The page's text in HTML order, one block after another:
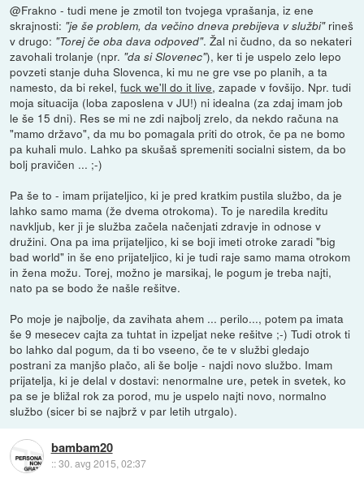
@Frakno - tudi mene je zmotil ton tvojega vprašanja, iz ene
skrajnosti: "je še problem, da večino dneva prebijeva v službi"rineš
v drugo: "Torej če oba dava odpoved". Žal ni čudno, da so nekateri
zavohali trolanje (npr. "da si Slovenec"), ker ti je uspelo zelo lepo
povzeti stanje duha Slovenca, ki mu ne gre vse po planih, a ta
namesto, da bi rekel,fuck we'll do it live, zapade v fovšijo. Npr. tudi
moja situacija (loba zaposlena v JU!) ni idealna (za zdaj imam job
le še 15 dni). Res se mi ne zdi najbolj zrelo, da nekdo računa na
"mamo državo", da mu bo pomagala priti do otrok, če pa ne bomo
pa kuhali mulo. Lahko pa skušaš spremeniti socialni sistem, da bo
bolj pravičen ... ;-)
Pa še to - imam prijateljico, ki je pred kratkim pustila službo, da je
lahko samo mama (že dvema otrokoma). To je naredila kreditu
navkljub, ker ji je služba začela načenjati zdravje in odnose v
družini. Ona pa ima prijateljico, ki se boji imeti otroke zaradi "big
bad world" in še eno prijateljico, ki je tudi raje samo mama otrokom
in žena možu. Torej, možno je marsikaj, le pogum je treba najti,
nato pa se bodo že našle rešitve.
Po moje je najbolje, da zavihata ahem ... perilo..., potem pa imata
še 9 mesecev cajta za tuhtat in izpeljat neke rešitve ;-) Tudi otrok ti
bo lahko dal pogum, da ti bo vseeno, če te v službi gledajo
postrani za manjšo plačo, ali še bolje - najdi novo službo. Imam
prijatelja, ki je delal v dostavi: nenormalne ure, petek in svetek, ko
pa se je bližal rok za porod, mu je uspelo najti novo, normalno
službo (sicer bi se najbrž v par letih utrgalo).
bambam20
::30. avg 2015, 02:37